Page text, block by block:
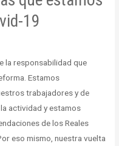
19
la responsabilidad que
Estamos
trabajadores y de
actividad y estamos
de los Reales
eso mismo, nuestra vuelta